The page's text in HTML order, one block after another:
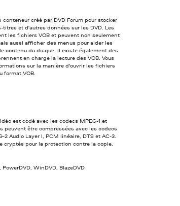
conteneur créé par DVD Forum pour stocker
titres et d'autres données sur les DVD. Les
les fichiers VOB et peuvent non seulement
aussi afficher des menus pour aider les
contenu du disque. Il existe également des
en charge la lecture des VOB. Vous
sur la manière d'ouvrir les fichiers
format VOB.
est codé avec les codecs MPEG-1 et
peuvent être compressées avec les codecs
2 Audio Layer I, PCM linéaire, DTS et AC-3.
cryptés pour la protection contre la copie.
WinDVD, BlazeDVD